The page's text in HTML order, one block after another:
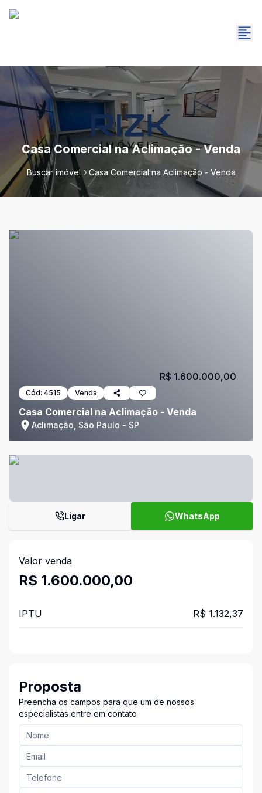
Casa Comercial na Aclimação - Venda
Buscar imóvel Casa Comercial na Aclimação - Venda
Cód: 4515 Venda
Casa Comercial na Aclimação - Venda
Aclimação, São Paulo - SP
R$ 1.600.000,00
Ligar WhatsApp
Valor venda
R$ 1.600.000,00
IPTU R$ 1.132,37
Proposta
Preencha os campos para que um de nossos
especialistas entre em contato